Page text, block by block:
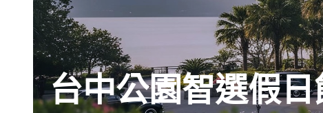
台中公園智選假